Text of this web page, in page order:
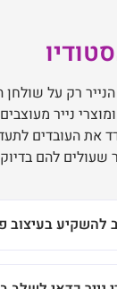
רק על שולחן
נייר
את העובדים
שעולים להם
להשקיע בעיצוב